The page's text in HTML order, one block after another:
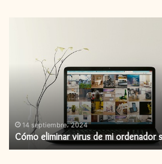
ordenador
formatear?
14 septiembre، 2024
Cómo eliminar virus de mi ordenador